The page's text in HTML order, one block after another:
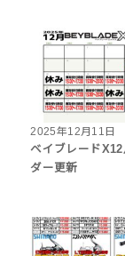
2025年12月11日
ベイブレード
ダー更新